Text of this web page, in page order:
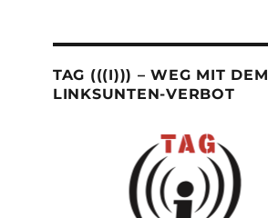
TAG (((I))) – WEG MIT DEM
LINKSUNTEN-VERBOT